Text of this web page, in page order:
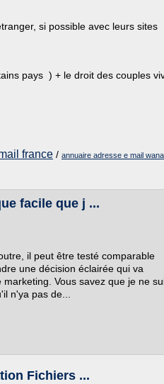
si possible avec leurs sites
pays ) + le droit des couples
france / annuaire adresse e mail
facile que j ...
il peut être testé comparable
une décision éclairée qui va
Vous savez que je ne
n'ya pas de...
Fichiers ...